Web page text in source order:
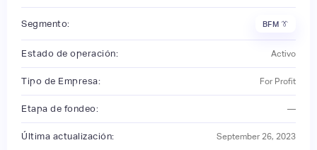
Segmento: BFM 👔
Estado de operación: Activo
Tipo de Empresa: For Profit
Etapa de fondeo: —
Última actualización: September 26, 2023